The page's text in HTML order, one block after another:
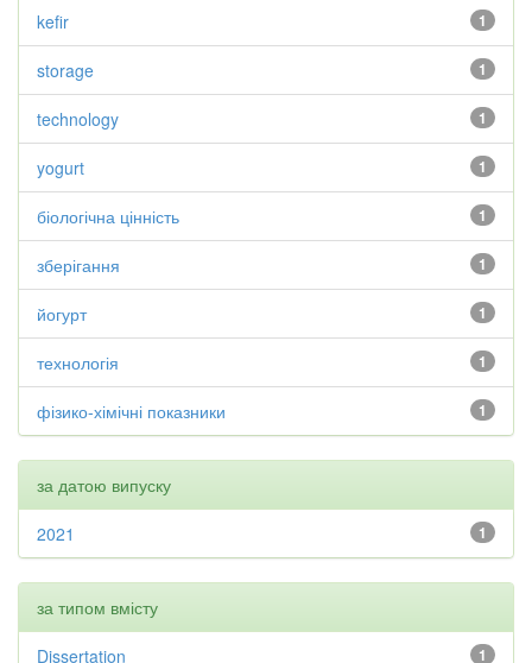
1
kefir
1
storage
1
technology
1
yogurt
1
біологічна цінність
1
зберігання
1
йогурт
1
технологія
1
фізико-хімічні показники
за датою випуску
1
2021
за типом вмісту
1
Dissertation